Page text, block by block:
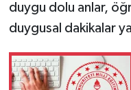
duygu dolu anlar,
duygusal dakikalar